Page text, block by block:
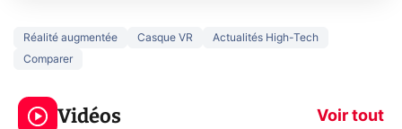
Réalité augmentée Casque VR
Actualités High-Tech
Comparer
Vidéos Voir tout
3 écrans en 1 pour
319€ ? Voici L'AOC
CQ32G4ZA !
prochaine